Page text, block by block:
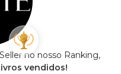
no nosso Ranking,
vendidos!